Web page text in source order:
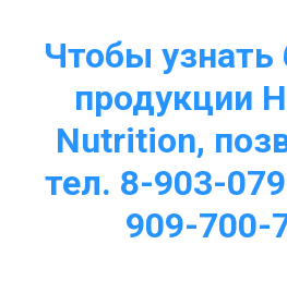
Чтобы
продукции
Nutrition,
тел. 8-903-
909-700-